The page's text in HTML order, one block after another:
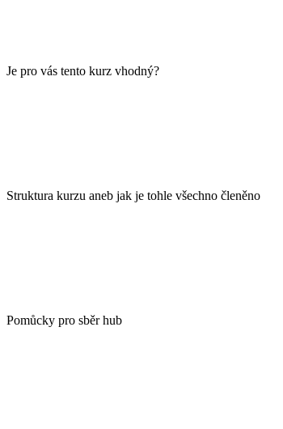
Je pro vás tento kurz vhodný?
Struktura kurzu aneb jak je tohle všechno členěno
Pomůcky pro sběr hub